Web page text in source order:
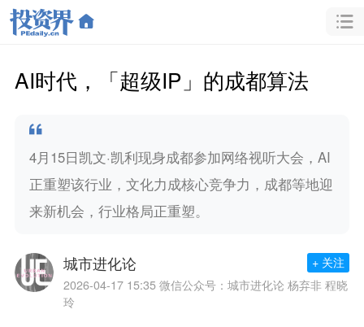
AI时代，「超级IP」的成都算法
4月15日凯文·凯利现身成都参加网络视听大会，AI
正重塑该行业，文化力成核心竞争力，成都等地迎
来新机会，行业格局正重塑。
城市进化论
2026-04-17 15:35 微信公众号：城市进化论 杨弃非 程晓
玲
+ 关注